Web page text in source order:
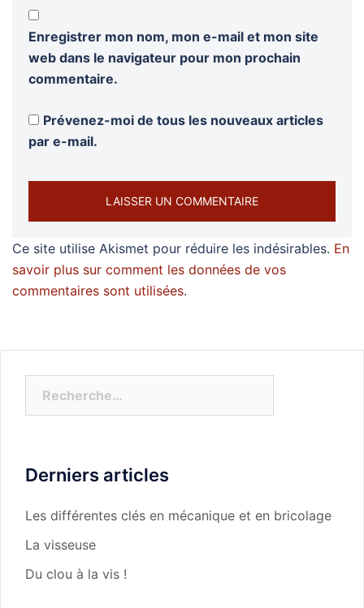
Enregistrer mon nom, mon e-mail et mon site
web dans le navigateur pour mon prochain
commentaire.
Prévenez-moi de tous les nouveaux articles
par e-mail.
Ce site utilise Akismet pour réduire les indésirables. En
savoir plus sur comment les données de vos
commentaires sont utilisées.
Derniers articles
Les différentes clés en mécanique et en bricolage
La visseuse
Du clou à la vis !